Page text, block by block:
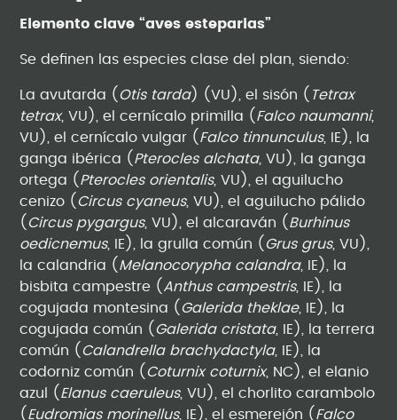
Elemento clave “aves esteparias”
Se definen las especies clase del plan, siendo:
La avutarda ( Otis tarda) (VU), el sisón ( Tetrax
tetrax, VU), el cernícalo primilla ( Falco naumanni,
VU), el cernícalo vulgar ( Falco tinnunculus, IE), la
ganga ibérica ( Pterocles alchata, VU), la ganga
ortega ( Pterocles orientalis, VU), el aguilucho
cenizo ( Circus cyaneus, VU), el aguilucho pálido
( Circus pygargus, VU), el alcaraván ( Burhinus
oedicnemus, IE), la grulla común ( Grus grus, VU),
la calandria ( Melanocorypha calandra, IE), la
bisbita campestre ( Anthus campestris, IE), la
cogujada montesina ( Galerida theklae, IE), la
cogujada común ( Galerida cristata, IE), la terrera
común ( Calandrella brachydactyla, IE), la
codorniz común ( Coturnix coturnix, NC), el elanio
azul ( Elanus caeruleus, VU), el chorlito carambolo
( Eudromias morinellus, IE), el esmerejón ( Falco